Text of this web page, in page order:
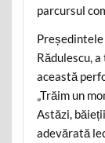
parcursul
Președintele
Rădulescu,
această
„Trăim un
Astăzi,
adevărată